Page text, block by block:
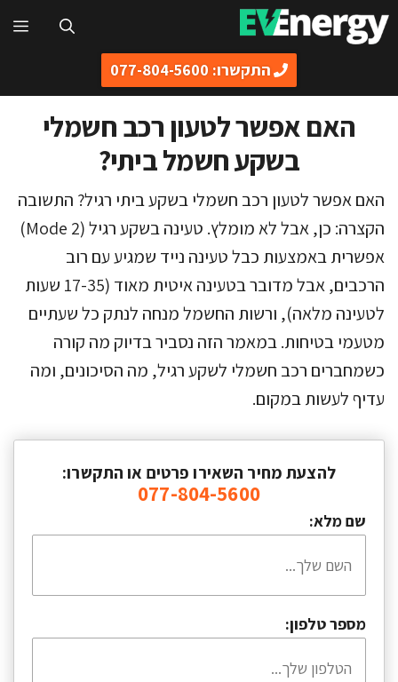
לדלג
לתוכן
התקשרו: 077-804-5600
האם אפשר לטעון רכב חשמלי
בשקע חשמל ביתי?
האם אפשר לטעון רכב חשמלי בשקע ביתי רגיל? התשובה
הקצרה: כן, אבל לא מומלץ. טעינה בשקע רגיל (Mode 2)
אפשרית באמצעות כבל טעינה נייד שמגיע עם רוב
הרכבים, אבל מדובר בטעינה איטית מאוד (17-35 שעות
לטעינה מלאה), ורשות החשמל מנחה לנתק כל שעתיים
מטעמי בטיחות. במאמר הזה נסביר בדיוק מה קורה
כשמחברים רכב חשמלי לשקע רגיל, מה הסיכונים, ומה
עדיף לעשות במקום.
להצעת מחיר השאירו פרטים או התקשרו:
077-804-5600
שם מלא:
מספר טלפון: